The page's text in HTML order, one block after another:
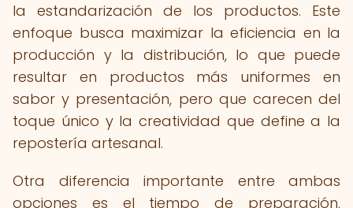
la estandarización de los productos. Este
enfoque busca maximizar la eficiencia en la
producción y la distribución, lo que puede
resultar en productos más uniformes en
sabor y presentación, pero que carecen del
toque único y la creatividad que define a la
repostería artesanal.
Otra diferencia importante entre ambas
opciones es el tiempo de preparación.